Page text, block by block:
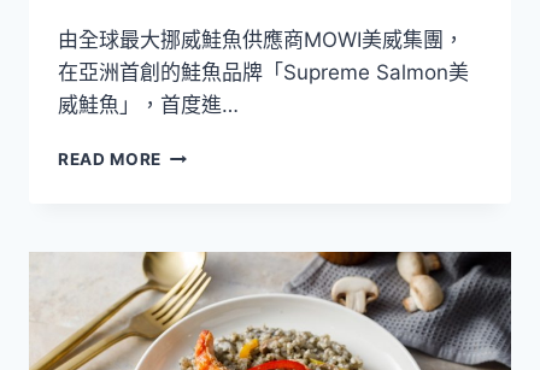
由全球最大挪威鮭魚供應商MOWI美威集團，
在亞洲首創的鮭魚品牌「Supreme Salmon美
威鮭魚」，首度進…
READ MORE 美
京
站
小
碧
潭